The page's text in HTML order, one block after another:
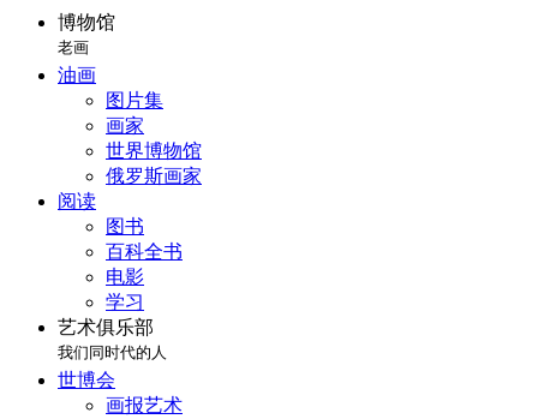
博物馆
老画
油画
图片集
画家
世界博物馆
俄罗斯画家
阅读
图书
百科全书
电影
学习
艺术俱乐部
我们同时代的人
世博会
画报艺术